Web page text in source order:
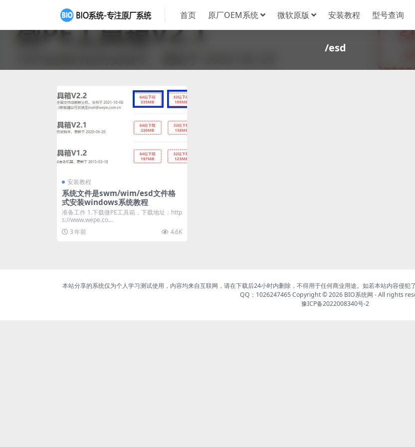
首页 原厂OEM系统 微软原版 安装教程 型号查询
/esd
安装教程
系统文件是swm/wim/esd文件格
式安装windows系统教程
准备工作 1.下载微PE工具箱，下载地址：http
s://www.wepe.co...
3 年前
4.6K
本站分享的系统仅为个人学习测试使用，内容均来自互联网，请在下载后24小时内删除，不得用于任何商业用途。如若本站内容侵
QQ：1026247465 Copyright © 2026 BIO系统网 - All rights
豫ICP备2022008340号-2